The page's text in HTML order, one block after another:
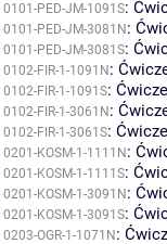
0101-PED-JM-1091S:
0101-PED-JM-3081N :
0101-PED-JM-3081S:
0102-FIR-1-1091N :
0102-FIR-1-1091S:
0102-FIR-1-3061N :
0102-FIR-1-3061S:
0201-KOSM-1-1111N :
0201-KOSM-1-1111S:
0201-KOSM-1-3091N :
0201-KOSM-1-3091S:
0203-OGR-1-1071N :